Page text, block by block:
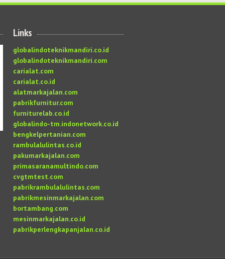
Links
globalindoteknikmandiri.co.id
globalindoteknikmandiri.com
carialat.com
carialat.co.id
alatmarkajalan.com
pabrikfurnitur.com
furniturelab.co.id
globalindo-tm.indonetwork.co.id
bengkelpertanian.com
rambulalulintas.co.id
pakumarkajalan.com
primasaranamultindo.com
cvgtmtest.com
pabrikrambulalulintas.com
pabrikmesinmarkajalan.com
bortambang.com
mesinmarkajalan.co.id
pabrikperlengkapanjalan.co.id